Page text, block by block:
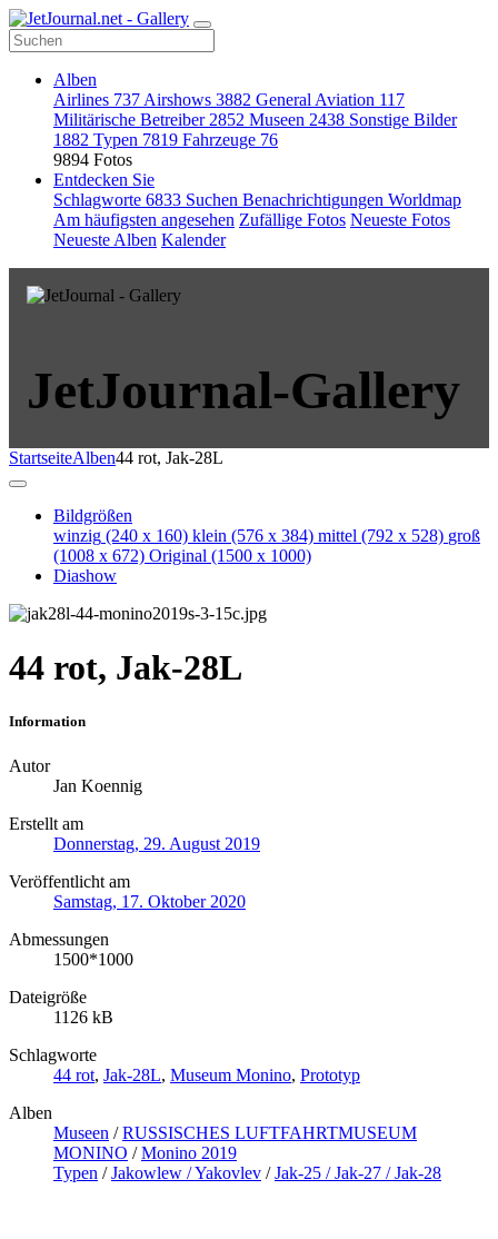
Alben
Airlines 737 Airshows 3882 General Aviation 117
Militärische Betreiber 2852 Museen 2438 Sonstige Bilder
1882 Typen 7819 Fahrzeuge 76
9894 Fotos
Entdecken Sie
Schlagworte 6833 Suchen Benachrichtigungen Worldmap
Am häufigsten angesehen Zufällige Fotos Neueste Fotos
Neueste Alben Kalender
JetJournal-Gallery
StartseiteAlben44 rot, Jak-28L
Bildgrößen
winzig (240 x 160) klein (576 x 384) mittel (792 x 528) groß
(1008 x 672) Original (1500 x 1000)
Diashow
44 rot, Jak-28L
Information
Autor
Jan Koennig
Erstellt am
Donnerstag, 29. August 2019
Veröffentlicht am
Samstag, 17. Oktober 2020
Abmessungen
1500*1000
Dateigröße
1126 kB
Schlagworte
44 rot, Jak-28L, Museum Monino, Prototyp
Alben
Museen /RUSSISCHES LUFTFAHRTMUSEUM
MONINO /Monino 2019
Typen /Jakowlew / Yakovlev /Jak-25 / Jak-27 / Jak-28